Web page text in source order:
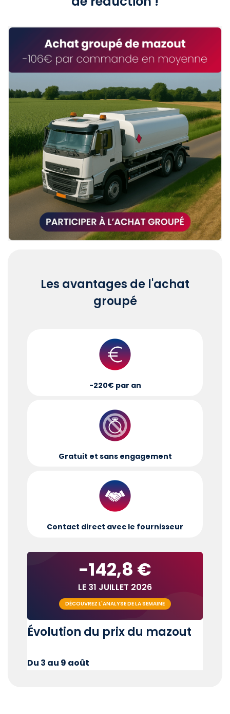
Les avantages de l'achat
groupé
-220€ par an
Gratuit et sans engagement
Contact direct avec le fournisseur
-142,8 €
LE 31 JUILLET 2026
DÉCOUVREZ L'ANALYSE DE LA SEMAINE
Évolution du prix du mazout
Du 3 au 9 août